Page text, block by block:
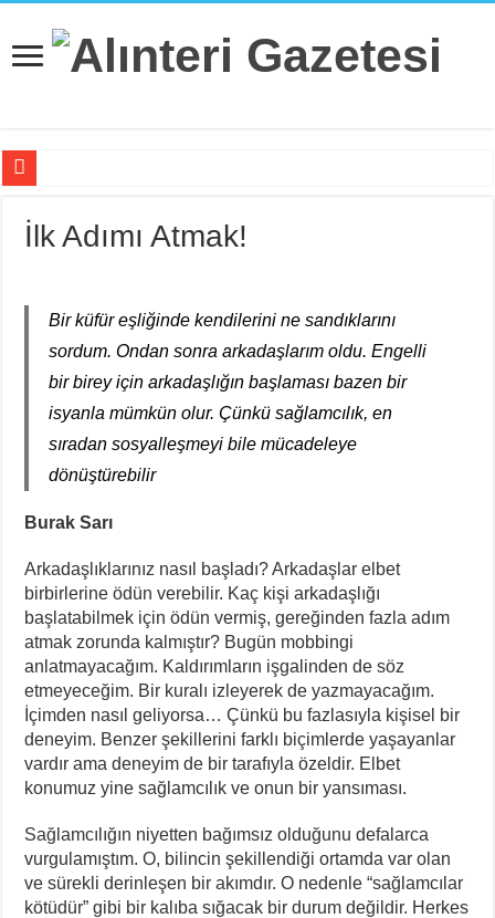
Kayapınar’a JES Projesi için Jandarma Eşliğinde İş Makineleri Girdi
“Siyasi Bilinç” Kavramının Unsurları
Beş Çocuğu İle ‘Deport Kampı’nda…
İsviçre’nin İade Ettiği Bahar Yalçınkaya Türkiye’de Tutuklandı
KORTEKS İşçileri 20 Yıllık Sultaya Karşı Çıkıyor
İlk Adımı Atmak!
Bir küfür eşliğinde kendilerini ne sandıklarını
sordum. Ondan sonra arkadaşlarım oldu. Engelli
bir birey için arkadaşlığın başlaması bazen bir
isyanla mümkün olur. Çünkü sağlamcılık, en
sıradan sosyalleşmeyi bile mücadeleye
dönüştürebilir
Burak Sarı
Arkadaşlıklarınız nasıl başladı? Arkadaşlar elbet
birbirlerine ödün verebilir. Kaç kişi arkadaşlığı
başlatabilmek için ödün vermiş, gereğinden fazla adım
atmak zorunda kalmıştır? Bugün mobbingi
anlatmayacağım. Kaldırımların işgalinden de söz
etmeyeceğim. Bir kuralı izleyerek de yazmayacağım.
İçimden nasıl geliyorsa… Çünkü bu fazlasıyla kişisel bir
deneyim. Benzer şekillerini farklı biçimlerde yaşayanlar
vardır ama deneyim de bir tarafıyla özeldir. Elbet
konumuz yine sağlamcılık ve onun bir yansıması.
Sağlamcılığın niyetten bağımsız olduğunu defalarca
vurgulamıştım. O, bilincin şekillendiği ortamda var olan
ve sürekli derinleşen bir akımdır. O nedenle “sağlamcılar
kötüdür” gibi bir kalıba sığacak bir durum değildir. Herkes